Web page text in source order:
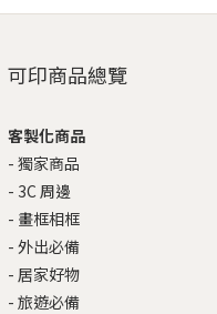
可印商品總覽
客製化商品
- 獨家商品
- 3C 周邊
- 畫框相框
- 外出必備
- 居家好物
- 旅遊必備